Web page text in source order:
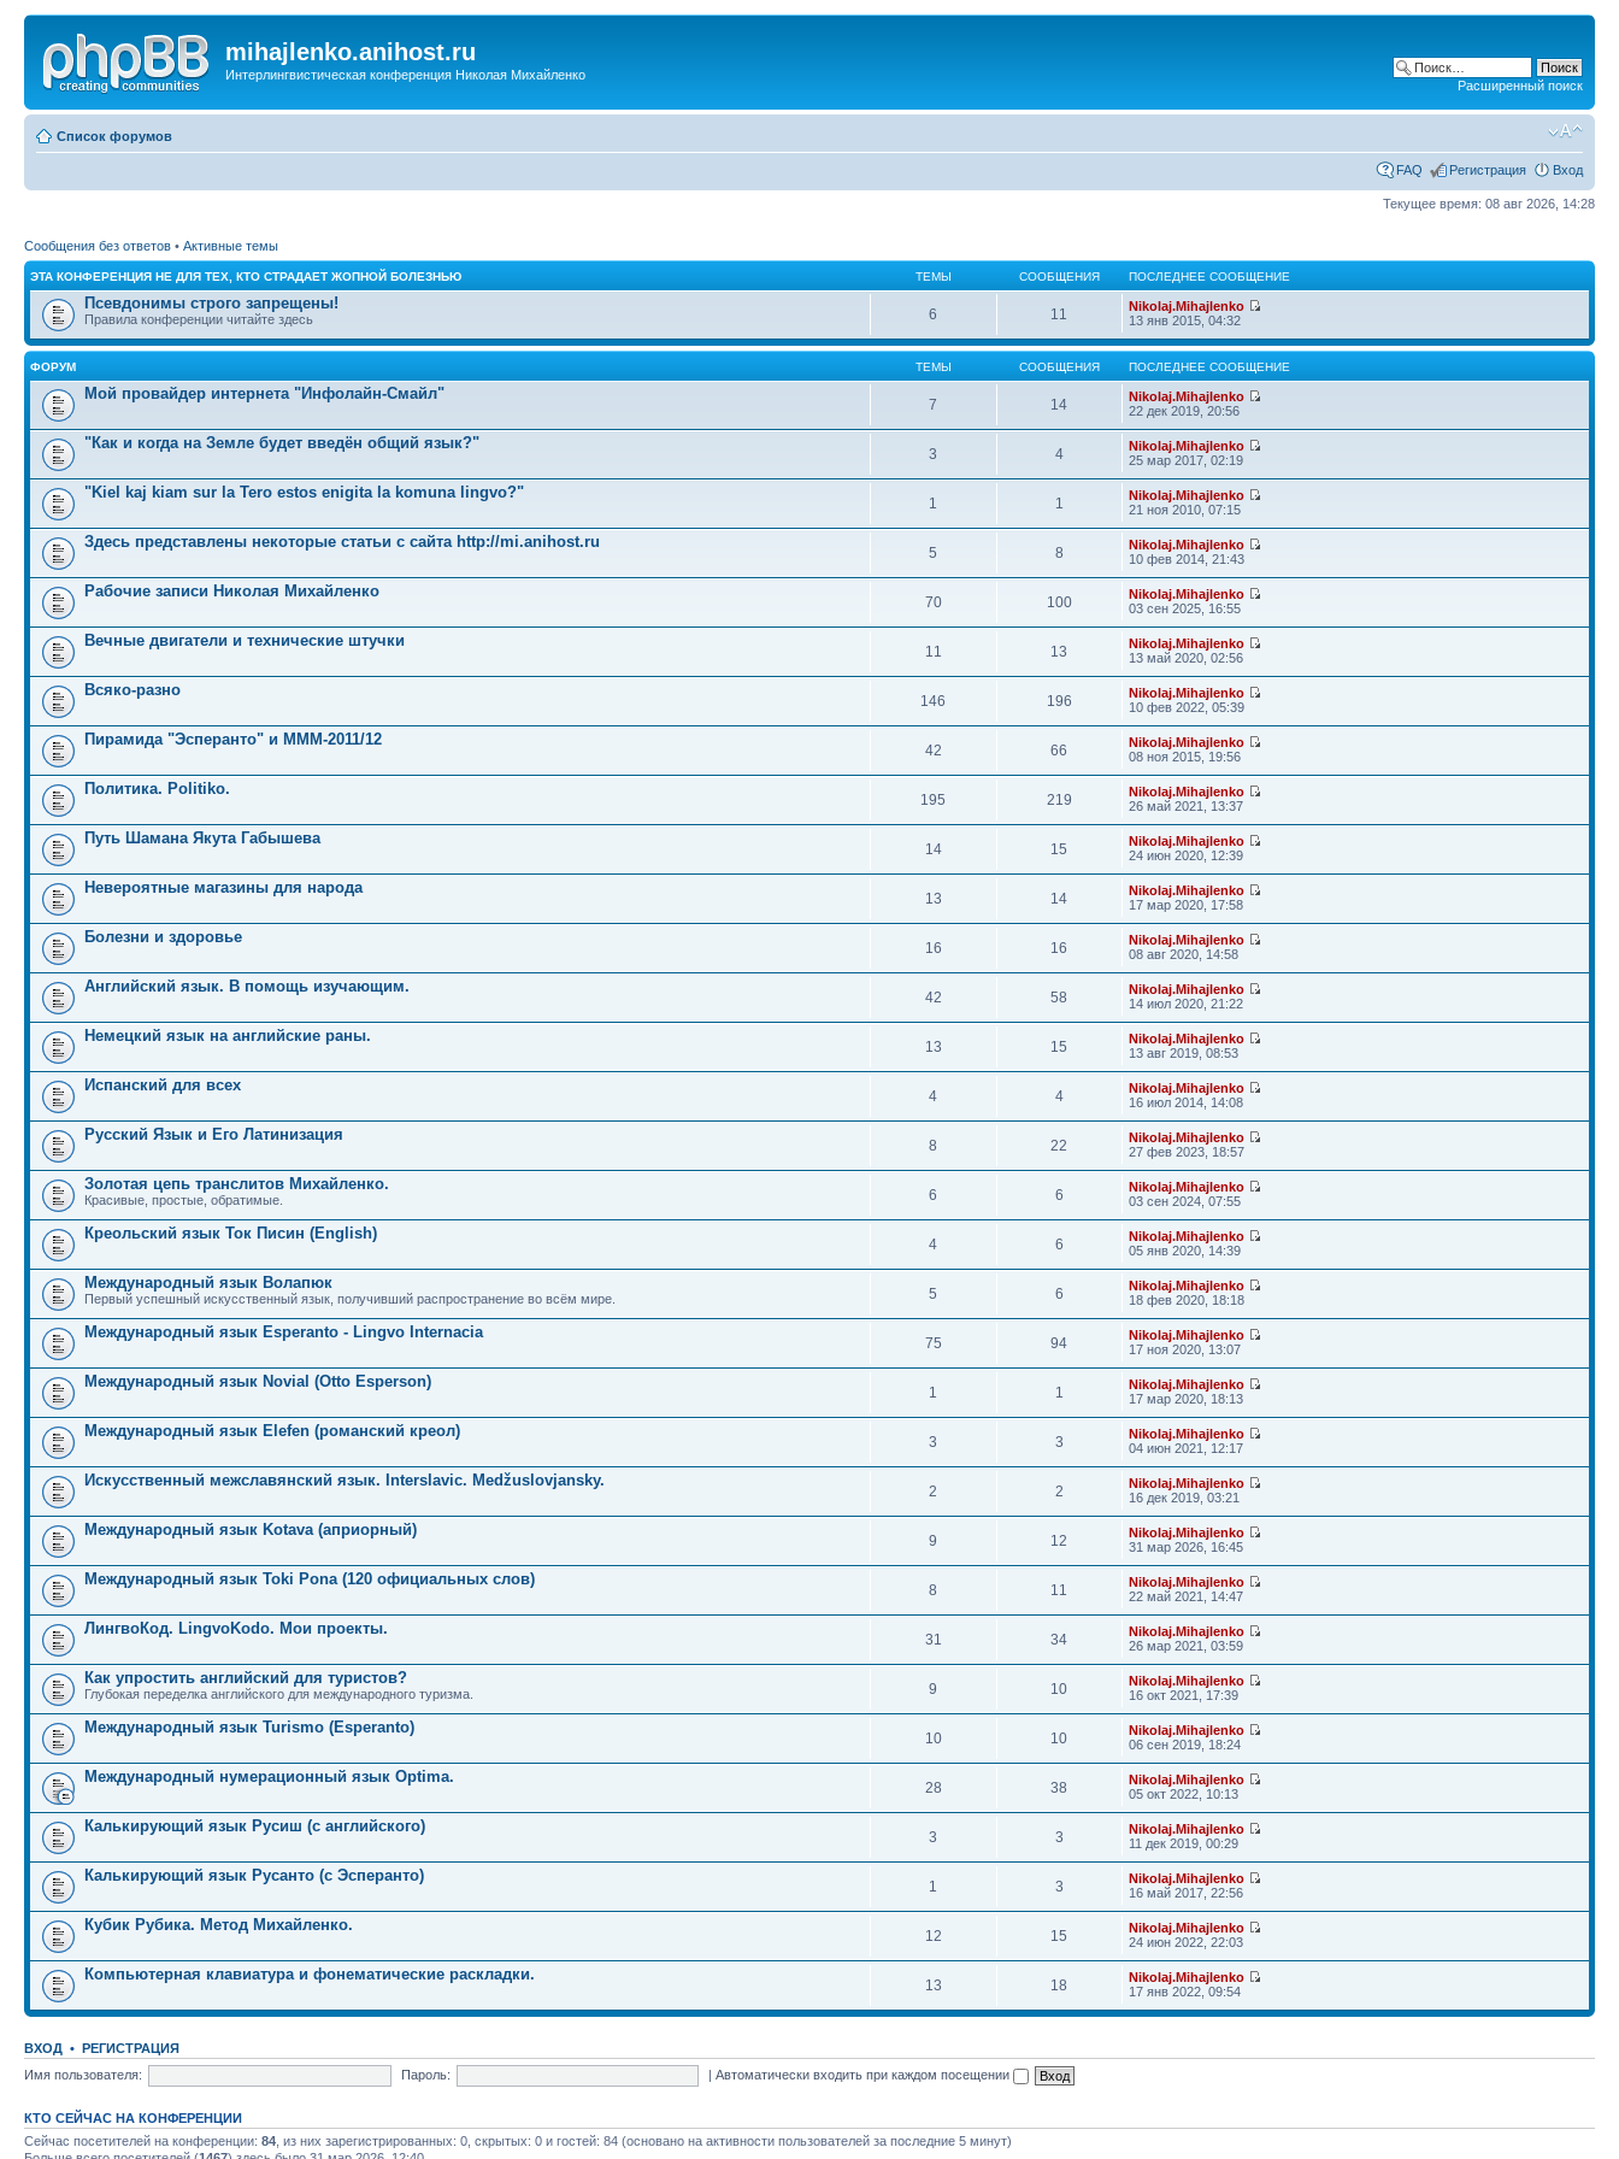
mihajlenko.anihost.ru
Интерлингвистическая конференция Николая Михайленко
Расширенный поиск
Список форумов
FAQ Регистрация Вход
Текущее время: 08 авг 2026, 14:28
Сообщения без ответов • Активные темы
ЭТА КОНФЕРЕНЦИЯ НЕ ДЛЯ ТЕХ, КТО СТРАДАЕТ ЖОПНОЙ БОЛЕЗНЬЮ ТЕМЫ СООБЩЕНИЯ ПОСЛЕДНЕЕ СООБЩЕНИЕ
Псевдонимы строго запрещены!
Правила конференции читайте здесь 6 11
Nikolaj.Mihajlenko
13 янв 2015, 04:32
ФОРУМ ТЕМЫ СООБЩЕНИЯ ПОСЛЕДНЕЕ СООБЩЕНИЕ
Мой провайдер интернета "Инфолайн-Смайл"
7 14
Nikolaj.Mihajlenko
22 дек 2019, 20:56
"Как и когда на Земле будет введён общий язык?"
3 4
Nikolaj.Mihajlenko
25 мар 2017, 02:19
"Kiel kaj kiam sur la Tero estos enigita la komuna lingvo?"
1 1
Nikolaj.Mihajlenko
21 ноя 2010, 07:15
Здесь представлены некоторые статьи с сайта http://mi.anihost.ru
5 8
Nikolaj.Mihajlenko
10 фев 2014, 21:43
Рабочие записи Николая Михайленко
70 100
Nikolaj.Mihajlenko
03 сен 2025, 16:55
Вечные двигатели и технические штучки
11 13
Nikolaj.Mihajlenko
13 май 2020, 02:56
Всяко-разно
146 196
Nikolaj.Mihajlenko
10 фев 2022, 05:39
Пирамида "Эсперанто" и MMM-2011/12
42 66
Nikolaj.Mihajlenko
08 ноя 2015, 19:56
Политика. Politiko.
195 219
Nikolaj.Mihajlenko
26 май 2021, 13:37
Путь Шамана Якута Габышева
14 15
Nikolaj.Mihajlenko
24 июн 2020, 12:39
Невероятные магазины для народа
13 14
Nikolaj.Mihajlenko
17 мар 2020, 17:58
Болезни и здоровье
16 16
Nikolaj.Mihajlenko
08 авг 2020, 14:58
Английский язык. В помощь изучающим.
42 58
Nikolaj.Mihajlenko
14 июл 2020, 21:22
Немецкий язык на английские раны.
13 15
Nikolaj.Mihajlenko
13 авг 2019, 08:53
Испанский для всех
4 4
Nikolaj.Mihajlenko
16 июл 2014, 14:08
Русский Язык и Его Латинизация
8 22
Nikolaj.Mihajlenko
27 фев 2023, 18:57
Золотая цепь транслитов Михайленко.
Красивые, простые, обратимые. 6 6
Nikolaj.Mihajlenko
03 сен 2024, 07:55
Креольский язык Ток Писин (English)
4 6
Nikolaj.Mihajlenko
05 янв 2020, 14:39
Международный язык Волапюк
Первый успешный искусственный язык, получивший распространение во всём мире. 5 6
Nikolaj.Mihajlenko
18 фев 2020, 18:18
Международный язык Esperanto - Lingvo Internacia
75 94
Nikolaj.Mihajlenko
17 ноя 2020, 13:07
Международный язык Novial (Otto Esperson)
1 1
Nikolaj.Mihajlenko
17 мар 2020, 18:13
Международный язык Elefen (романский креол)
3 3
Nikolaj.Mihajlenko
04 июн 2021, 12:17
Искусственный межславянский язык. Interslavic. Medžuslovjansky.
2 2
Nikolaj.Mihajlenko
16 дек 2019, 03:21
Международный язык Kotava (априорный)
9 12
Nikolaj.Mihajlenko
31 мар 2026, 16:45
Международный язык Toki Pona (120 официальных слов)
8 11
Nikolaj.Mihajlenko
22 май 2021, 14:47
ЛингвоКод. LingvoKodo. Мои проекты.
31 34
Nikolaj.Mihajlenko
26 мар 2021, 03:59
Как упростить английский для туристов?
Глубокая переделка английского для международного туризма. 9 10
Nikolaj.Mihajlenko
16 окт 2021, 17:39
Международный язык Turismo (Esperanto)
10 10
Nikolaj.Mihajlenko
06 сен 2019, 18:24
Международный нумерационный язык Optima.
28 38
Nikolaj.Mihajlenko
05 окт 2022, 10:13
Калькирующий язык Русиш (с английского)
3 3
Nikolaj.Mihajlenko
11 дек 2019, 00:29
Калькирующий язык Русанто (с Эсперанто)
1 3
Nikolaj.Mihajlenko
16 май 2017, 22:56
Кубик Рубика. Метод Михайленко.
12 15
Nikolaj.Mihajlenko
24 июн 2022, 22:03
Компьютерная клавиатура и фонематические раскладки.
13 18
Nikolaj.Mihajlenko
17 янв 2022, 09:54
ВХОД • РЕГИСТРАЦИЯ
Имя пользователя:
Пароль: |Автоматически входить при каждом посещении
КТО СЕЙЧАС НА КОНФЕРЕНЦИИ
Сейчас посетителей на конференции: 84 , из них зарегистрированных: 0, скрытых: 0 и гостей: 84 (основано на активности пользователей за последние 5 минут)